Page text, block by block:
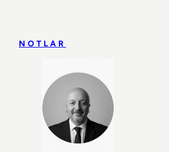
NOTLAR